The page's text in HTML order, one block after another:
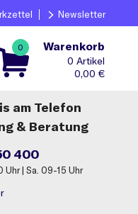
Newsletter
0 Warenkorb
0
0,00 €
am Telefon
& Beratung
400
Uhr | Sa. 09-15 Uhr